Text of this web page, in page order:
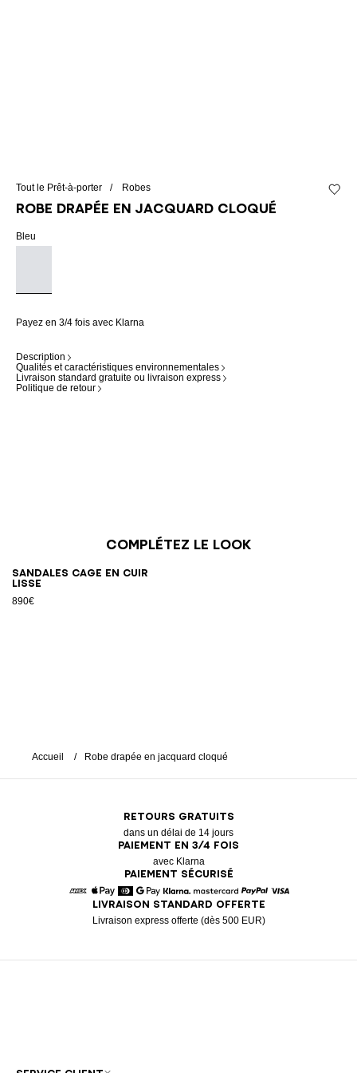
Tout le Prêt-à-porter Robes
Robe drapée en jacquard cloqué
Bleu
Payez en 3/4 fois avec Klarna
Description
Qualités et caractéristiques environnementales
Livraison standard gratuite ou livraison express
Politique de retour
Complétez le look
Sandales Cage en cuir
lisse
890€
Accueil Robe drapée en jacquard cloqué
RETOURS GRATUITS
dans un délai de 14 jours
PAIEMENT EN 3/4 FOIS
avec Klarna
PAIEMENT SÉCURISÉ
American Express
Apple Pay
DinersGoogle Pay
Klarna MastercardPaypal
LIVRAISON STANDARD OFFERTE
Livraison express offerte (dès 500 EUR)